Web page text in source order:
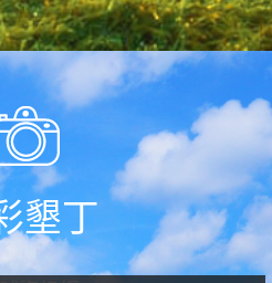
墾丁